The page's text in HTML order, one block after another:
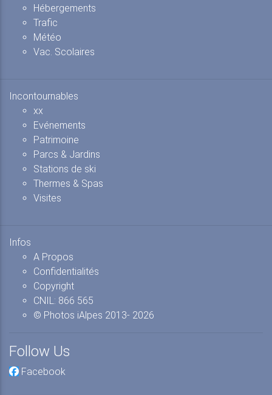
Hébergements
Trafic
Météo
Vac. Scolaires
Incontournables
xx
Evénements
Patrimoine
Parcs & Jardins
Stations de ski
Thermes & Spas
Visites
Infos
A Propos
Confidentialités
Copyright
CNIL: 866 565
© Photos iAlpes 2013- 2026
Follow Us
Facebook